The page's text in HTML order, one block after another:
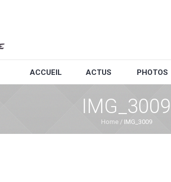
ACCUEIL ACTUS PHOTOS
IMG_3009
Home / IMG_3009